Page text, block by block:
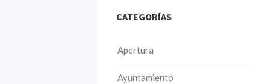
CATEGORÍAS
Apertura
Ayuntamiento